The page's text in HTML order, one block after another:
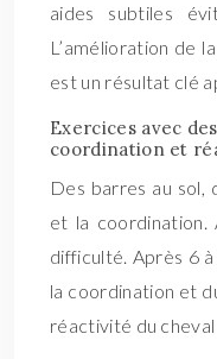
aides subtiles
L’amélioration de
est un résultat clé
Exercices avec
coordination et
Des barres au sol,
et la coordination.
difficulté. Après 6
la coordination et
réactivité du